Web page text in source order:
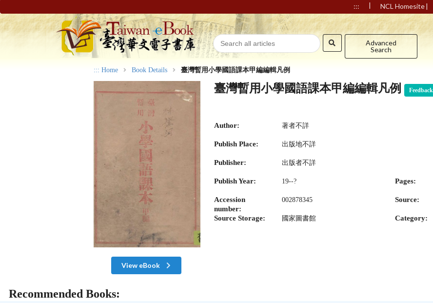
::: | NCL Homesite|
Advanced
Search
::: Home Book Details 臺灣暫用小學國語課本甲編編輯凡例
View eBook
臺灣暫用小學國語課本甲編編輯凡例 Feedback
Author: 著者不詳
Publish Place: 出版地不詳
Publisher: 出版者不詳
Publish Year: 19--? Pages:
Accession
number:
002878345 Source:
Source Storage: 國家圖書館 Category:
Recommended Books: